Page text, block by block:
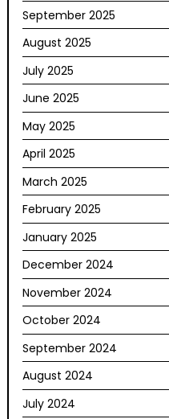
September 2025
August 2025
July 2025
June 2025
May 2025
April 2025
March 2025
February 2025
January 2025
December 2024
November 2024
October 2024
September 2024
August 2024
July 2024